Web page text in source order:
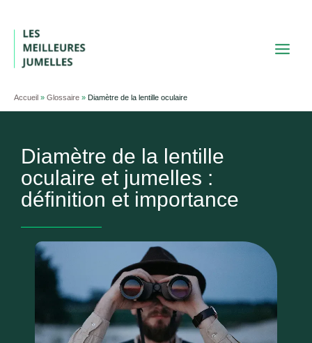
contenu
Accueil » Glossaire » Diamètre de la lentille oculaire
Diamètre de la lentille
oculaire et jumelles :
définition et importance